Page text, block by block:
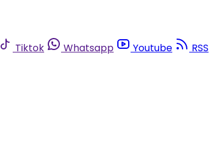
Tiktok Whatsapp Youtube
RSS